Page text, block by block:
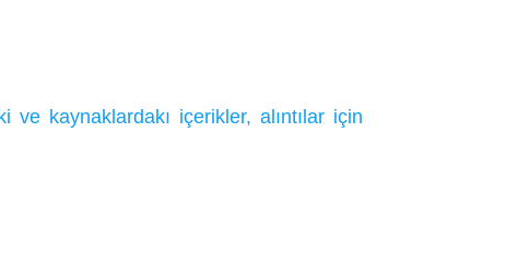
kaynaklardakı içerikler, alıntılar için